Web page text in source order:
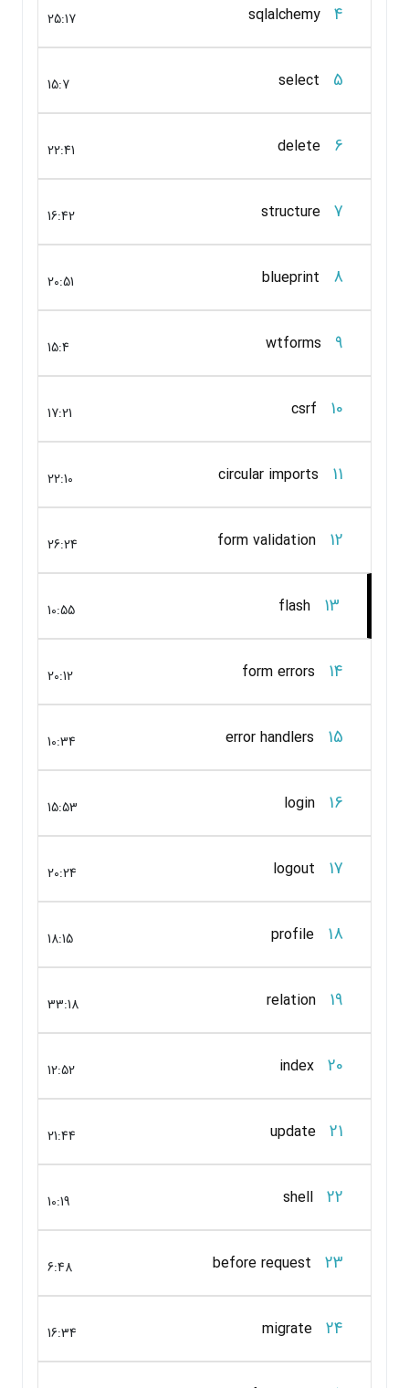
4
sqlalchemy
25:17
5
select
15:7
6
delete
22:41
7
structure
16:42
8
blueprint
20:51
9
wtforms
15:4
10
csrf
17:21
11
circular imports
22:10
12
form validation
26:24
13
flash
10:55
14
form errors
20:12
15
error handlers
10:34
16
login
15:53
17
logout
20:24
18
profile
18:15
19
relation
33:18
20
index
12:52
21
update
21:44
22
shell
10:19
23
before request
6:48
24
migrate
16:34